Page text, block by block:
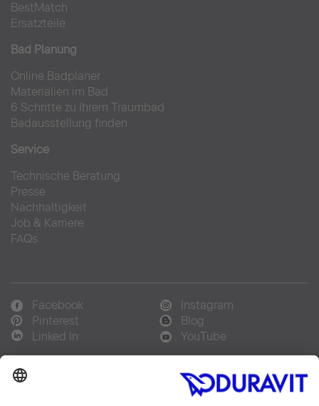
BestMatch
Ersatzteile
Bad Planung
Online Badplaner
Materialien im Bad
6 Schritte zu Ihrem Traumbad
Badausstellung finden
Service
Technische Beratung
Presse
Nachhaltigkeit
Job & Karriere
FAQs
Facebook
Instagram
Pinterest
Blog
Linked In
YouTube